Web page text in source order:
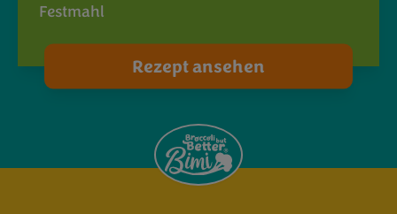
Festmahl
Rezept ansehen